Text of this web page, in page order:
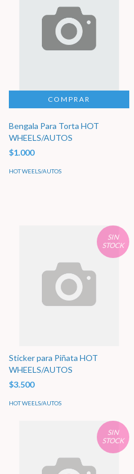
Bengala Para Torta HOT
WHEELS/AUTOS
$1.000
HOT WEELS/AUTOS
SIN
STOCK
Sticker para Piñata HOT
WHEELS/AUTOS
$3.500
HOT WEELS/AUTOS
SIN
STOCK